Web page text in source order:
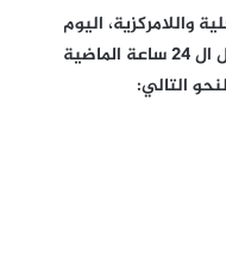
واللامركزية، اليوم
الخميس، أن مقاييس المطر سجلت خلال ال 24 ساعة الماضية
التالي: